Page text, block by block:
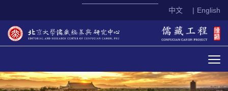
中文 | English